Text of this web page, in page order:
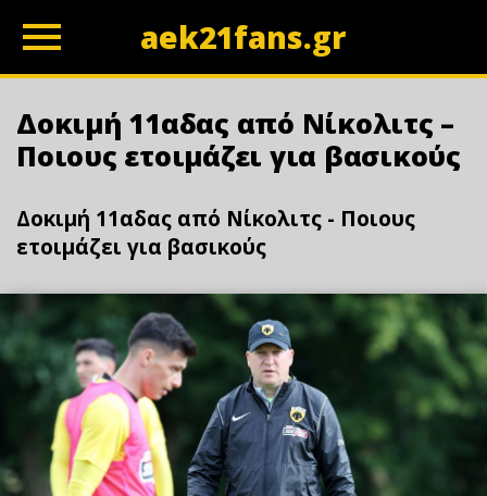
aek21fans.gr
Δοκιμή 11αδας από Νίκολιτς –
Ποιους ετοιμάζει για βασικούς
Δοκιμή 11αδας από Νίκολιτς - Ποιους
ετοιμάζει για βασικούς